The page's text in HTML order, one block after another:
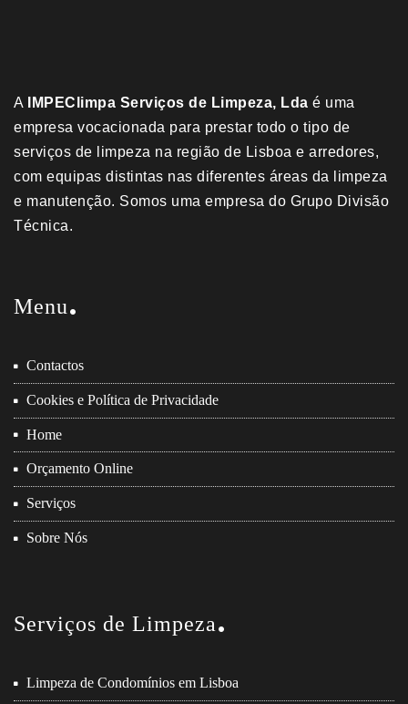
A IMPEClimpa Serviços de Limpeza, Lda é uma
empresa vocacionada para prestar todo o tipo de
serviços de limpeza na região de Lisboa e arredores,
com equipas distintas nas diferentes áreas da limpeza
e manutenção. Somos uma empresa do Grupo Divisão
Técnica.
Menu
Contactos
Cookies e Política de Privacidade
Home
Orçamento Online
Serviços
Sobre Nós
Serviços de Limpeza
Limpeza de Condomínios em Lisboa